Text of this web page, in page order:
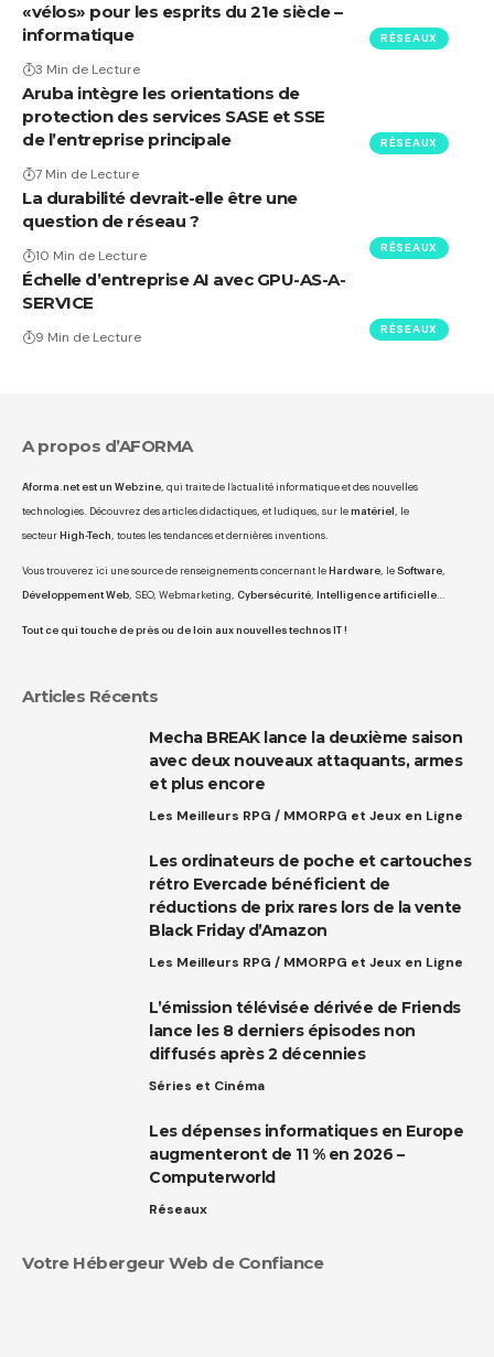
RÉSEAUX
«vélos» pour les esprits du 21e siècle –
informatique
3 Min de Lecture
RÉSEAUX
Aruba intègre les orientations de
protection des services SASE et SSE
de l’entreprise principale
7 Min de Lecture
RÉSEAUX
La durabilité devrait-elle être une
question de réseau ?
10 Min de Lecture
RÉSEAUX
Échelle d’entreprise AI avec GPU-AS-A-
SERVICE
9 Min de Lecture
A propos d’AFORMA
Aforma.net est un Webzine, qui traite de l’actualité informatique et des nouvelles
technologies. Découvrez des articles didactiques, et ludiques, sur le matériel , le
secteur High-Tech , toutes les tendances et dernières inventions.
Vous trouverez ici une source de renseignements concernant le Hardware, le Software,
Développement Web, SEO, Webmarketing, Cybersécurité, Intelligence artificielle…
Tout ce qui touche de près ou de loin aux nouvelles technos IT !
Articles Récents
Mecha BREAK lance la deuxième saison
avec deux nouveaux attaquants, armes
et plus encore
Les Meilleurs RPG / MMORPG et Jeux en Ligne
Les ordinateurs de poche et cartouches
rétro Evercade bénéficient de
réductions de prix rares lors de la vente
Black Friday d’Amazon
Les Meilleurs RPG / MMORPG et Jeux en Ligne
L’émission télévisée dérivée de Friends
lance les 8 derniers épisodes non
diffusés après 2 décennies
Séries et Cinéma
Les dépenses informatiques en Europe
augmenteront de 11 % en 2026 –
Computerworld
Réseaux
Votre Hébergeur Web de Confiance